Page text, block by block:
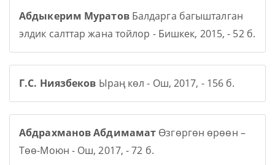
Абдыкерим МуратовБалдарга багышталган
элдик салттар жана тойлор - Бишкек, 2015, - 52 б.
Г.С. Ниязбеков Ыраң көл - Ош, 2017, - 156 б.
Абдрахманов Абдимамат Өзгөргөн өрөөн –
Төө-Моюн - Ош, 2017, - 72 б.